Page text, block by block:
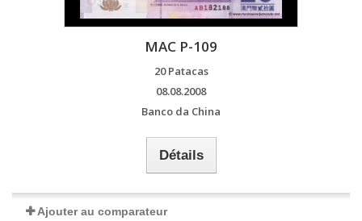
MAC P-109
20 Patacas
08.08.2008
Banco da China
Détails
Ajouter au comparateur